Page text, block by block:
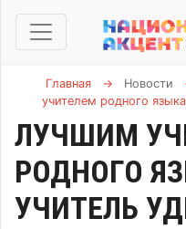
Главная → Новости
учителем родного
ЛУЧШИМ
РОДНОГО
УЧИТЕЛЬ